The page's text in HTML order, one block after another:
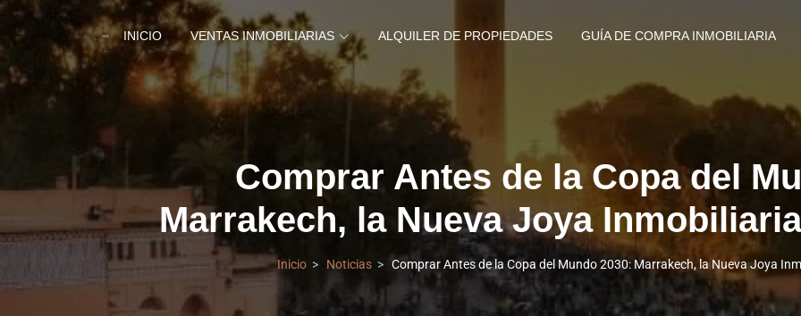
INICIO VENTAS INMOBILIARIAS ALQUILER DE PROPIEDADES GUÍA DE COMPRA INMOBILIARIA
Comprar Antes de la Copa del
Marrakech, la Nueva Joya
Inicio Noticias Comprar Antes de la Copa del Mundo 2030: Marrakech, la Nueva Joya